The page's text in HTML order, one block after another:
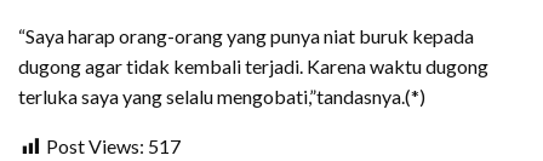
“Saya harap orang-orang yang punya niat buruk kepada
dugong agar tidak kembali terjadi. Karena waktu dugong
terluka saya yang selalu mengobati,”tandasnya.(*)
Post Views: 517